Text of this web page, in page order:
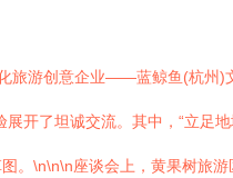
旅游创意企业——蓝鲸鱼(杭州)
开了坦诚交流。其中，“立足
。\n\n\n座谈会上，黄果树旅